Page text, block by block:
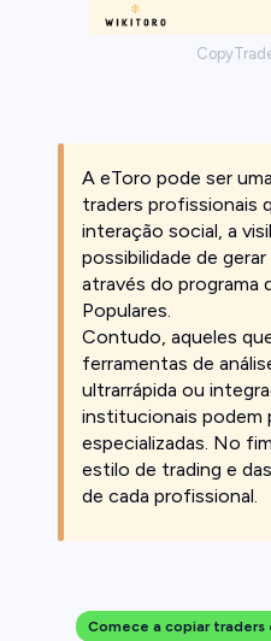
A eToro pode ser
traders profissionais
interação social, a
possibilidade de
através do programa
Populares.
Contudo, aqueles
ferramentas de
ultrarrápida ou
institucionais podem
especializadas. No
estilo de trading e
de cada profissional.
Comece a copiar